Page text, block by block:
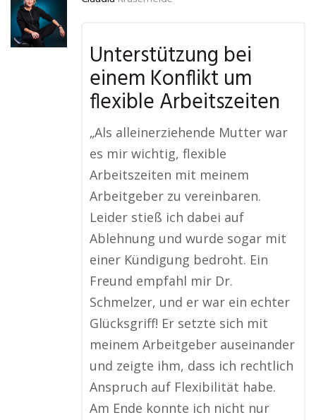
Unterstützung bei
einem Konflikt um
flexible Arbeitszeiten
„Als alleinerziehende Mutter war
es mir wichtig, flexible
Arbeitszeiten mit meinem
Arbeitgeber zu vereinbaren.
Leider stieß ich dabei auf
Ablehnung und wurde sogar mit
einer Kündigung bedroht. Ein
Freund empfahl mir Dr.
Schmelzer, und er war ein echter
Glücksgriff! Er setzte sich mit
meinem Arbeitgeber auseinander
und zeigte ihm, dass ich rechtlich
Anspruch auf Flexibilität habe.
Am Ende konnte ich nicht nur